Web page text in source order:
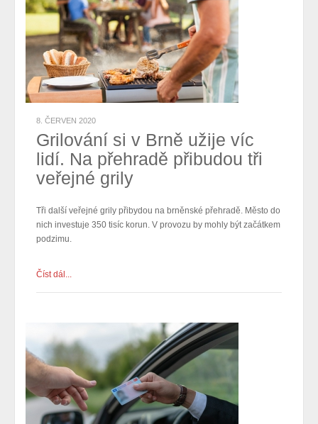
8. ČERVEN 2020
Grilování si v Brně užije víc
lidí. Na přehradě přibudou tři
veřejné grily
Tři další veřejné grily přibydou na brněnské přehradě. Město do
nich investuje 350 tisíc korun. V provozu by mohly být začátkem
podzimu.
Číst dál...